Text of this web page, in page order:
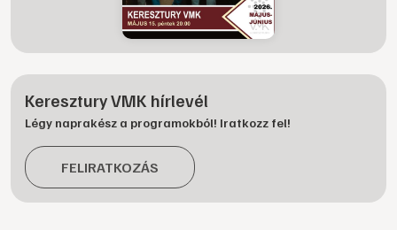
Keresztury VMK hírlevél
Légy naprakész a programokból! Iratkozz fel!
FELIRATKOZÁS